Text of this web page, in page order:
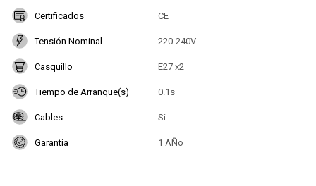
Certificados CE
Tensión Nominal 220-240V
Casquillo E27 x2
Tiempo de Arranque(s) 0.1s
Cables Si
Garantía 1 AÑo